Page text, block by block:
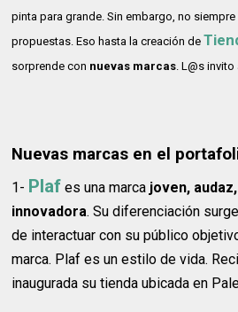
pinta para grande. Sin embargo, no
propuestas. Eso hasta la creación de
sorprende con nuevas marcas . L@s
Nuevas marcas en el
1- Plaf es una marca joven,
innovadora. Su diferenciación
de interactuar con su público
marca. Plaf es un estilo de vida.
inaugurada su tienda ubicada en